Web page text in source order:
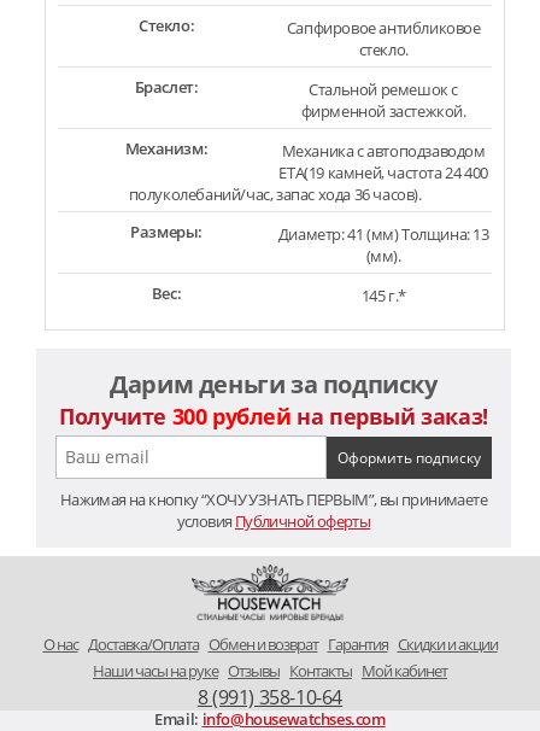
Стекло:
Сапфировое антибликовое
стекло.
Браслет:
Стальной ремешок с
фирменной застежкой.
Механизм:
Механика с автоподзаводом
ETA(19 камней, частота 24 400
полуколебаний/час, запас хода 36 часов).
Размеры:
Диаметр: 41 (мм) Толщина: 13
(мм).
Вес:
145 г.*
Дарим деньги за подписку
Получите 300 рублей на первый заказ!
Нажимая на кнопку “ХОЧУ УЗНАТЬ ПЕРВЫМ”, вы принимаете
условия Публичной оферты
O нас Доставка/Оплата Обмен и возврат Гарантия Скидки и акции
Наши часы на руке Отзывы Контакты Мой кабинет
8 (991) 358-10-64
Email: info@housewatchses.com